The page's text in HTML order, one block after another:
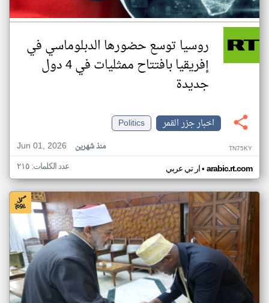
روسيا توسع حضورها الدبلوماسي في
إفريقيا بافتتاح ممثليات في 4 دول
جديدة
اخبار جزر القمر
Politics
Jun 01, 2026
منذ شهرين TN75KY
ار تي عربي• arabic.rt.com عدد الكلمات: ٢١٥